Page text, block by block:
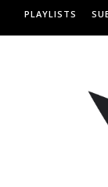
PLAYLISTS